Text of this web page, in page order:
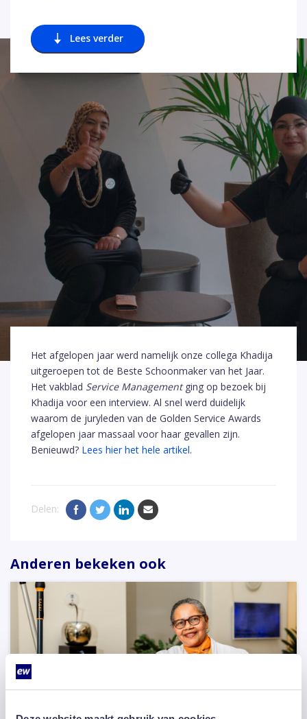
Lees verder
Het afgelopen jaar werd namelijk onze collega Khadija
uitgeroepen tot de Beste Schoonmaker van het Jaar.
Het vakblad Service Managementging op bezoek bij
Khadija voor een interview. Al snel werd duidelijk
waarom de juryleden van de Golden Service Awards
afgelopen jaar massaal voor haar gevallen zijn.
Benieuwd? Lees hier het hele artikel.
Delen:
Anderen bekeken ook